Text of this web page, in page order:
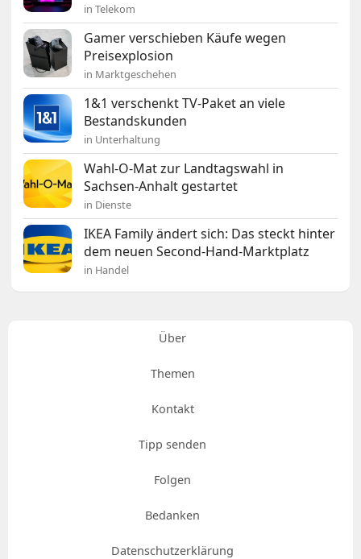
in Telekom
Gamer verschieben Käufe wegen
Preisexplosion
in Marktgeschehen
1&1 verschenkt TV-Paket an viele
Bestandskunden
in Unterhaltung
Wahl-O-Mat zur Landtagswahl in
Sachsen-Anhalt gestartet
in Dienste
IKEA Family ändert sich: Das steckt hinter
dem neuen Second-Hand-Marktplatz
in Handel
Über
Themen
Kontakt
Tipp senden
Folgen
Bedanken
Datenschutzerklärung